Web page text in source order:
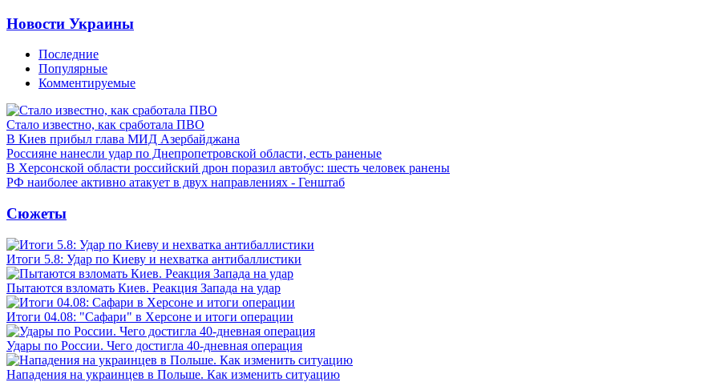
Новости Украины
Последние
Популярные
Комментируемые
Стало известно, как сработала ПВО
В Киев прибыл глава МИД Азербайджана
Россияне нанесли удар по Днепропетровской области, есть раненые
В Херсонской области российский дрон поразил автобус: шесть человек ранены
РФ наиболее активно атакует в двух направлениях - Генштаб
Сюжеты
Итоги 5.8: Удар по Киеву и нехватка антибаллистики
Пытаются взломать Киев. Реакция Запада на удар
Итоги 04.08: "Сафари" в Херсоне и итоги операции
Удары по России. Чего достигла 40-дневная операция
Нападения на украинцев в Польше. Как изменить ситуацию